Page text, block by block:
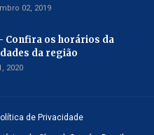
02, 2019
Confira os horários da
da região
2020
de Privacidade